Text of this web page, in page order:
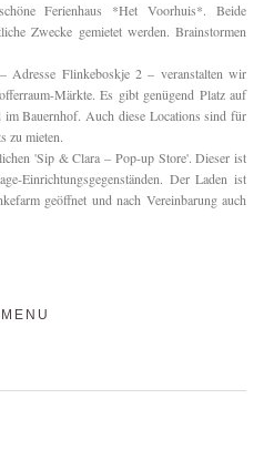
Ferienhaus *Het Voorhuis*. Beide
Zwecke gemietet werden. Brainstormen
Flinkeboskje 2 – veranstalten wir
Märkte. Es gibt genügend Platz auf
im Bauernhof. Auch diese Locations sind für
zu mieten.
'Sip & Clara – Pop-up Store'. Dieser ist
Einrichtungsgegenständen. Der Laden ist
geöffnet und nach Vereinbarung auch
MENU